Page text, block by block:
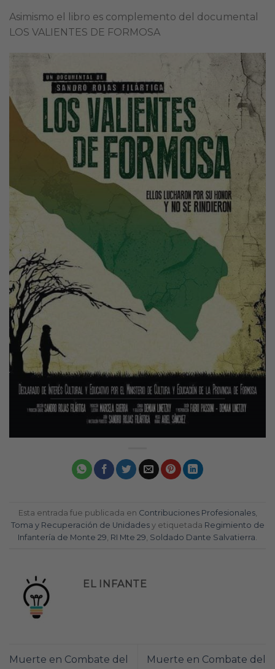
Asimismo el libro es complemento del documental
LOS VALIENTES DE FORMOSA
Esta entrada fue publicada en Contribuciones Profesionales,
Toma y Recuperación de Unidadesy etiquetada Regimiento de
Infantería de Monte 29 RI Mte 29 Soldado Dante Salvatierra
EL INFANTE
Muerte en Combate del
Muerte en Combate del